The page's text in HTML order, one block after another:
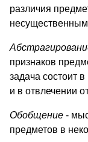
различия
признаков
задача состоит
и в отвлечении
Обобщение -
предметов в